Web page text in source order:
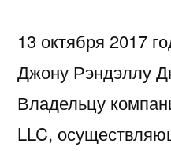
13 октября 2017
Джону Рэндэллу
Владельцу
LLC,